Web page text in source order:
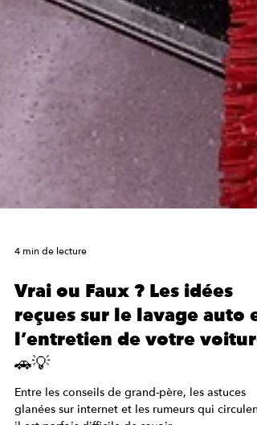
4 min de lecture
Vrai ou Faux ? Les idées
reçues sur le lavage auto et
l’entretien de votre voiture
🚗💡